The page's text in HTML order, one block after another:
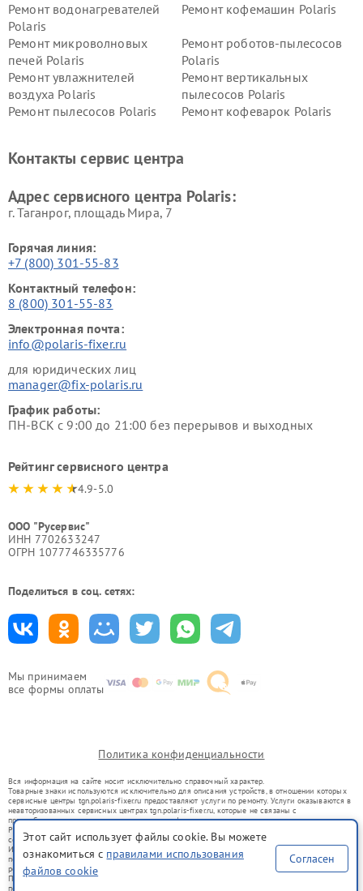
Мы принимаем
все формы оплаты
Ремонт водонагревателей
Polaris
Ремонт кофемашин Polaris
Ремонт микроволновых
печей Polaris
Ремонт роботов-пылесосов
Polaris
Ремонт увлажнителей
воздуха Polaris
Ремонт вертикальных
пылесосов Polaris
Ремонт пылесосов Polaris
Ремонт кофеварок Polaris
Контакты сервис центра
Адрес сервисного центра Polaris:
г. Таганрог, площадь Мира, 7
Горячая линия:
+7 (800) 301-55-83
Контактный телефон:
8 (800) 301-55-83
Электронная почта:
info@polaris-fixer.ru
для юридических лиц
manager@fix-polaris.ru
График работы:
ПН-ВСК с 9:00 до 21:00 без перерывов и выходных
Рейтинг сервисного центра
4.9-5.0
ООО "Русервис"
ИНН 7702633247
ОГРН 1077746335776
Поделиться в соц. сетях:
Политика конфиденциальности
Вся информация на сайте носит исключительно справочный характер.
Товарные знаки используются исключительно для описания устройств, в отношении которых
сервисные центры tgn.polaris-fixer.ru предоставляют услуги по ремонту. Услуги оказываются в
неавторизованных сервисных центрах tgn.polaris-fixer.ru, которые не связаны с
правообладателями товарных знаков или их официальными представителями.
Ремонт осуществляется для устройств, уже введенных в гражданский оборот в соответствии
со статьей 1487 ГК РФ.
Использование товарных знаков не преследует цели индивидуализации услуг или введения
потребителей в заблуждение, а служит для информирования о предоставляемых услугах по
ремонту техники указанных брендов.
Представленная на сайте информация не является публичной офертой, определяемой
положениями Статьи 437(2) Гражданского кодекса РФ
Этот сайт использует файлы cookie. Вы можете
ознакомиться с правилами использования
файлов cookie
Согласен